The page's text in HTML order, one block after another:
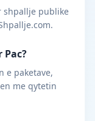
shpallje publike
e paketave,
me qytetin